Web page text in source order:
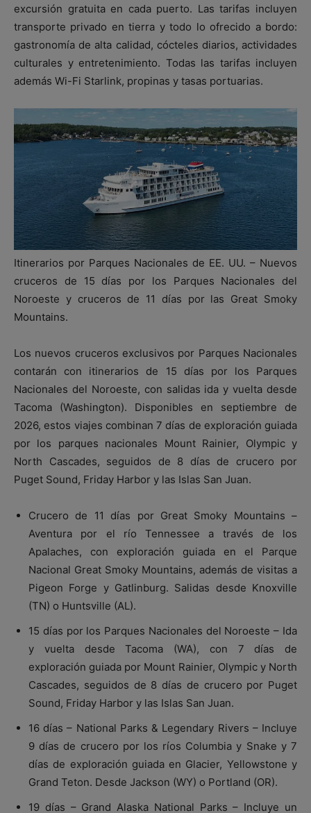
excursión gratuita en cada puerto. Las tarifas incluyen
transporte privado en tierra y todo lo ofrecido a bordo:
gastronomía de alta calidad, cócteles diarios, actividades
culturales y entretenimiento. Todas las tarifas incluyen
además Wi-Fi Starlink, propinas y tasas portuarias.
Itinerarios por Parques Nacionales de EE. UU. – Nuevos
cruceros de 15 días por los Parques Nacionales del
Noroeste y cruceros de 11 días por las Great Smoky
Mountains.
Los nuevos cruceros exclusivos por Parques Nacionales
contarán con itinerarios de 15 días por los Parques
Nacionales del Noroeste, con salidas ida y vuelta desde
Tacoma (Washington). Disponibles en septiembre de
2026, estos viajes combinan 7 días de exploración guiada
por los parques nacionales Mount Rainier, Olympic y
North Cascades, seguidos de 8 días de crucero por
Puget Sound, Friday Harbor y las Islas San Juan.
Crucero de 11 días por Great Smoky Mountains –
Aventura por el río Tennessee a través de los
Apalaches, con exploración guiada en el Parque
Nacional Great Smoky Mountains, además de visitas a
Pigeon Forge y Gatlinburg. Salidas desde Knoxville
(TN) o Huntsville (AL).
15 días por los Parques Nacionales del Noroeste – Ida
y vuelta desde Tacoma (WA), con 7 días de
exploración guiada por Mount Rainier, Olympic y North
Cascades, seguidos de 8 días de crucero por Puget
Sound, Friday Harbor y las Islas San Juan.
16 días – National Parks & Legendary Rivers – Incluye
9 días de crucero por los ríos Columbia y Snake y 7
días de exploración guiada en Glacier, Yellowstone y
Grand Teton. Desde Jackson (WY) o Portland (OR).
19 días – Grand Alaska National Parks – Incluye un